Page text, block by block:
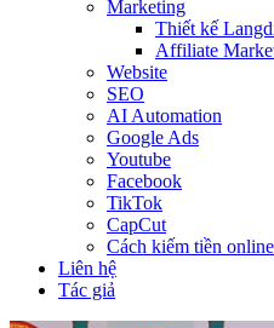
Marketing
Thiết kế
Affiliate
Website
SEO
AI Automation
Google Ads
Youtube
Facebook
TikTok
CapCut
Cách kiếm tiền online
Liên hệ
Tác giả